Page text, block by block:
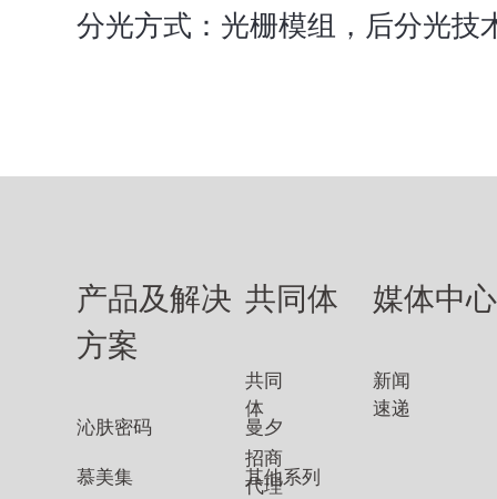
分光方式：光栅模组，后分光技
产品及解决
方案
沁肤密码
慕美集
曼夕
其他系列
共同体
共同
体
招商
代理
媒体中心
新闻
速递